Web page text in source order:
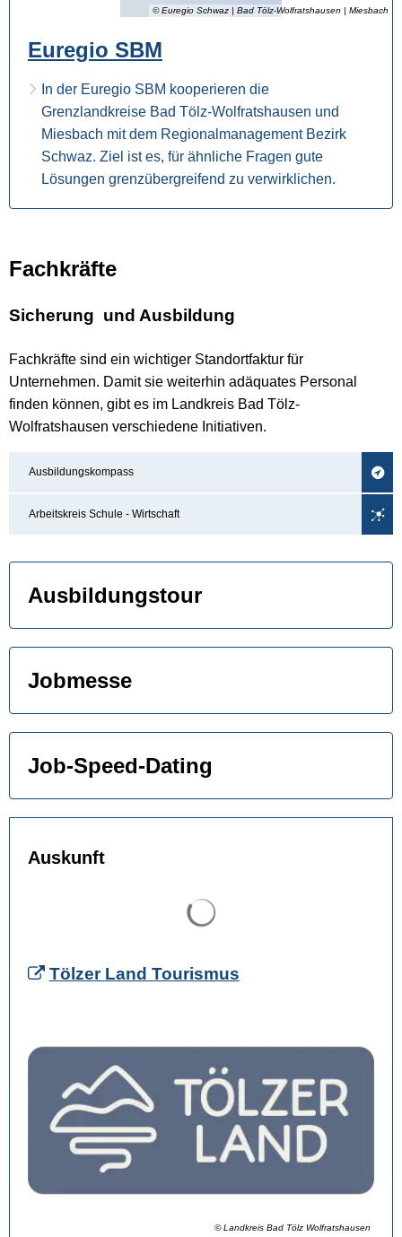
© Euregio Schwaz | Bad Tölz-Wolfratshausen | Miesbach
Euregio SBM
In der Euregio SBM kooperieren die
Grenzlandkreise Bad Tölz-Wolfratshausen und
Miesbach mit dem Regionalmanagement Bezirk
Schwaz. Ziel ist es, für ähnliche Fragen gute
Lösungen grenzübergreifend zu verwirklichen.
Fachkräfte
Sicherung und Ausbildung
Fachkräfte sind ein wichtiger Standortfaktur für
Unternehmen. Damit sie weiterhin adäquates Personal
finden können, gibt es im Landkreis Bad Tölz-
Wolfratshausen verschiedene Initiativen.
Ausbildungskompass
Arbeitskreis Schule - Wirtschaft
Ausbildungstour
Jobmesse
Job-Speed-Dating
Auskunft
Tölzer Land Tourismus
© Landkreis Bad Tölz Wolfratshausen